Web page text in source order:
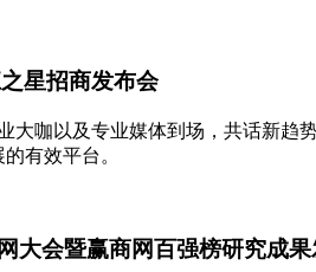
星招商发布会
大咖以及专业媒体到场，共话新
有效平台。
大会暨赢商网百强榜研究成